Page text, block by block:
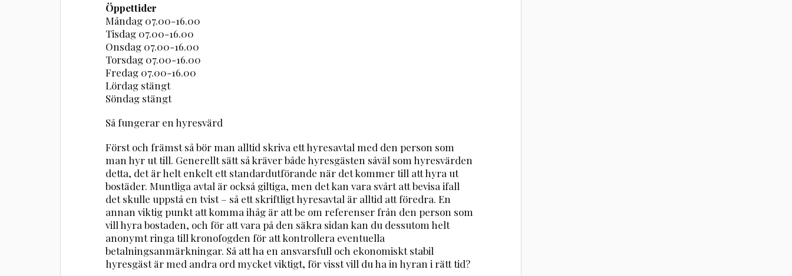
Öppettider
Måndag 07.00-16.00
Tisdag 07.00-16.00
Onsdag 07.00-16.00
Torsdag 07.00-16.00
Fredag 07.00-16.00
Lördag stängt
Söndag stängt
Så fungerar en hyresvärd
Först och främst så bör man alltid skriva ett hyresavtal med den person som
man hyr ut till. Generellt sätt så kräver både hyresgästen såväl som hyresvärden
detta, det är helt enkelt ett standardutförande när det kommer till att hyra ut
bostäder. Muntliga avtal är också giltiga, men det kan vara svårt att bevisa ifall
det skulle uppstå en tvist – så ett skriftligt hyresavtal är alltid att föredra. En
annan viktig punkt att komma ihåg är att be om referenser från den person som
vill hyra bostaden, och för att vara på den säkra sidan kan du dessutom helt
anonymt ringa till kronofogden för att kontrollera eventuella
betalningsanmärkningar. Så att ha en ansvarsfull och ekonomiskt stabil
hyresgäst är med andra ord mycket viktigt, för visst vill du ha in hyran i rätt tid?